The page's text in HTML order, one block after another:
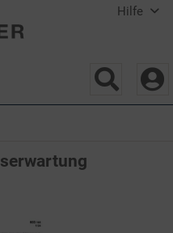
Hilfe